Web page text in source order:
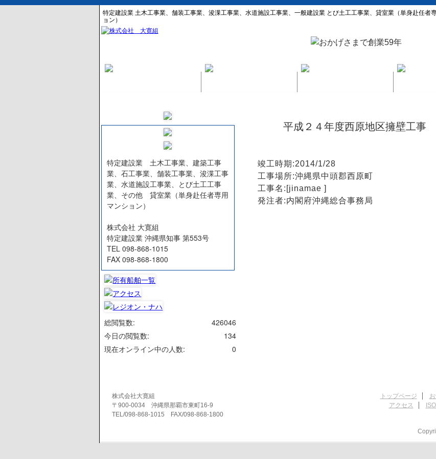
特定建設業 土木工事業、舗装工事業、浚渫工事業、水道施設工事業、一般建設業 とび土工工事業、貸室業（単身赴任者
ョン）
平成２４年度西原地区擁壁工事
竣工時期:2014/1/28
工事場所:沖縄県中頭郡西原町
工事名:[jinamae ]
発注者:内閣府沖縄総合事務局
特定建設業 土木工事業、建築工事
業、石工事業、舗装工事業、浚渫工事
業、水道施設工事業、とび土工工事
業、その他 貸室業（単身赴任者専用
マンション）
株式会社 大寛組
特定建設業 沖縄県知事 第553号
TEL 098-868-1015
FAX 098-868-1800
426046
総閲覧数:
134
今日の閲覧数:
0
現在オンライン中の人数:
株式会社大寛組
〒900-0034 沖縄県那覇市東町16-9
TEL/098-868-1015 FAX/098-868-1800
トップページ
アクセス